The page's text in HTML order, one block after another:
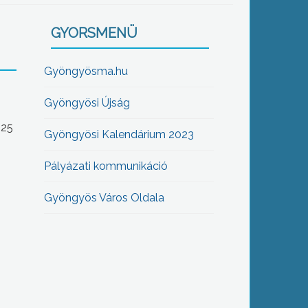
GYORSMENÜ
Gyöngyösma.hu
Gyöngyösi Újság
Gyöngyösi Kalendárium 2023
Pályázati kommunikáció
Gyöngyös Város Oldala